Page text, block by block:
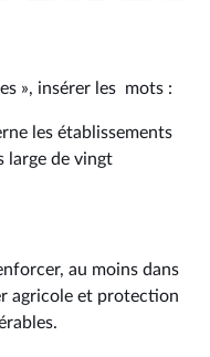
», insérer les mots :
les établissements
large de vingt
au moins dans
agricole et protection